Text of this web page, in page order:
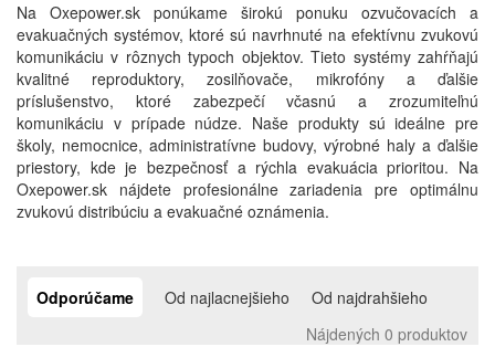
Na Oxepower.sk ponúkame širokú ponuku ozvučovacích a
evakuačných systémov, ktoré sú navrhnuté na efektívnu zvukovú
komunikáciu v rôznych typoch objektov. Tieto systémy zahŕňajú
kvalitné reproduktory, zosilňovače, mikrofóny a ďalšie
príslušenstvo, ktoré zabezpečí včasnú a zrozumiteľnú
komunikáciu v prípade núdze. Naše produkty sú ideálne pre
školy, nemocnice, administratívne budovy, výrobné haly a ďalšie
priestory, kde je bezpečnosť a rýchla evakuácia prioritou. Na
Oxepower.sk nájdete profesionálne zariadenia pre optimálnu
zvukovú distribúciu a evakuačné oznámenia.
Odporúčame Od najlacnejšieho
Od najdrahšieho
Nájdených 0 produktov